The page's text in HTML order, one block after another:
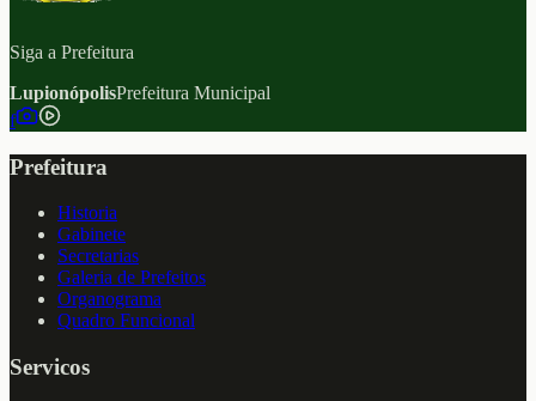
Siga a Prefeitura
LupionópolisPrefeitura Municipal
f
Prefeitura
Historia
Gabinete
Secretarias
Galeria de Prefeitos
Organograma
Quadro Funcional
Servicos